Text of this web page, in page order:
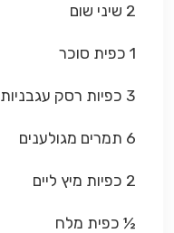
2 שיני שום
1 כפית סוכר
3 כפיות רסק עגבניות
6 תמרים מגולענים
2 כפיות מיץ ליים
½ כפית מלח